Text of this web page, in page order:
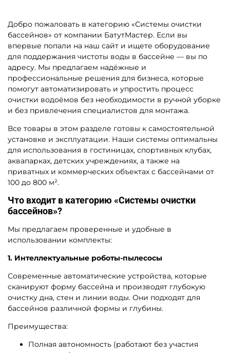
Добро пожаловать в категорию «Системы очистки
бассейнов» от компании БатутМастер. Если вы
впервые попали на наш сайт и ищете оборудование
для поддержания чистоты воды в бассейне — вы по
адресу. Мы предлагаем надёжные и
профессиональные решения для бизнеса, которые
помогут автоматизировать и упростить процесс
очистки водоёмов без необходимости в ручной уборке
и без привлечения специалистов для монтажа.
Все товары в этом разделе готовы к самостоятельной
установке и эксплуатации. Наши системы оптимальны
для использования в гостиницах, спортивных клубах,
аквапарках, детских учреждениях, а также на
приватных и коммерческих объектах с бассейнами от
100 до 800 м².
Что входит в категорию «Системы очистки
бассейнов»?
Мы предлагаем проверенные и удобные в
использовании комплекты:
1. Интеллектуальные роботы-пылесосы
Современные автоматические устройства, которые
сканируют форму бассейна и производят глубокую
очистку дна, стен и линии воды. Они подходят для
бассейнов различной формы и глубины.
Преимущества:
Полная автономность (работают без участия